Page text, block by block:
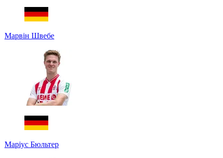
Марвін Швебе
Маріус Бюльтер